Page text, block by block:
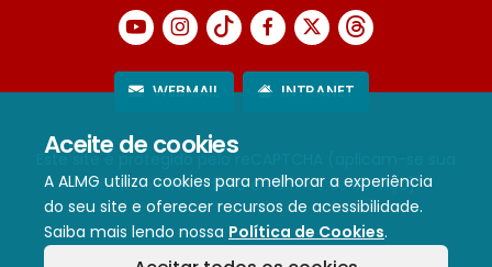
Aceite de cookies
A ALMG utiliza cookies para melhorar a experiência
do seu site e oferecer recursos de acessibilidade.
Saiba mais lendo nossa Política de Cookies.
WEBMAIL INTRANET
Este site é protegido pelo reCAPTCHA (aplicam-se sua
Política de PrivacidadeeTermos de Serviço).
Termos de Uso e Política de Privacidade